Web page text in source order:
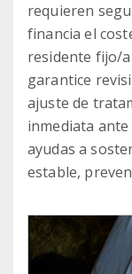
requieren
financia el
residente fijo/
garantice
ajuste de
inmediata ante
ayudas a
estable,